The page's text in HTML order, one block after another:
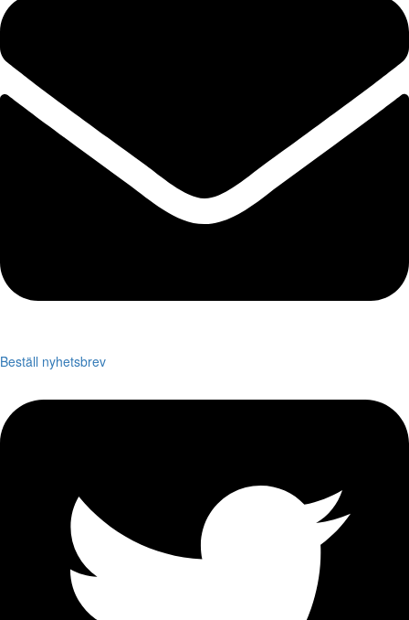
Beställ nyhetsbrev